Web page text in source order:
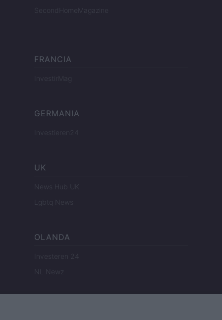
SecondHomeMagazine
FRANCIA
InvestirMag
GERMANIA
Investieren24
UK
News Hub UK
Lgbtq News
OLANDA
Investeren 24
NL Newz